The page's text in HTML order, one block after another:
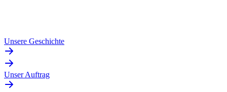
Unsere Geschichte
Unser Auftrag